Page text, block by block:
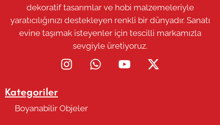
dekoratif tasarımlar ve hobi malzemeleriyle
yaratıcılığınızı destekleyen renkli bir dünyadır. Sanatı
evine taşımak isteyenler için tescilli markamızla
sevgiyle üretiyoruz.
Kategoriler
Boyanabilir Objeler